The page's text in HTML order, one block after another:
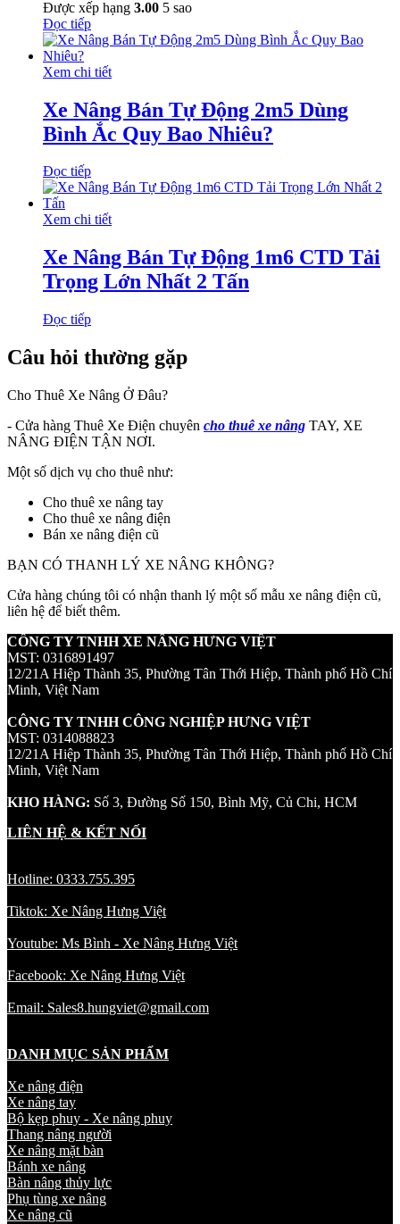
Được xếp hạng 3.00 5 sao
Đọc tiếp
Xem chi tiết
Xe Nâng Bán Tự Động 2m5 Dùng
Bình Ắc Quy Bao Nhiêu?
Đọc tiếp
Xem chi tiết
Xe Nâng Bán Tự Động 1m6 CTD Tải
Trọng Lớn Nhất 2 Tấn
Đọc tiếp
Câu hỏi thường gặp
Cho Thuê Xe Nâng Ở Đâu?
- Cửa hàng Thuê Xe Điện chuyên cho thuê xe nâng TAY, XE
NÂNG ĐIỆN TẬN NƠI.
Một số dịch vụ cho thuê như:
Cho thuê xe nâng tay
Cho thuê xe nâng điện
Bán xe nâng điện cũ
BẠN CÓ THANH LÝ XE NÂNG KHÔNG?
Cửa hàng chúng tôi có nhận thanh lý một số mẫu xe nâng điện cũ,
liên hệ để biết thêm.
CÔNG TY TNHH XE NÂNG HƯNG VIỆT
MST: 0316891497
12/21A Hiệp Thành 35, Phường Tân Thới Hiệp, Thành phố Hồ Chí
Minh, Việt Nam
CÔNG TY TNHH CÔNG NGHIỆP HƯNG VIỆT
MST: 0314088823
12/21A Hiệp Thành 35, Phường Tân Thới Hiệp, Thành phố Hồ Chí
Minh, Việt Nam
KHO HÀNG: Số 3, Đường Số 150, Bình Mỹ, Củ Chi, HCM
LIÊN HỆ & KẾT NỐI
Hotline: 0333.755.395
Tiktok: Xe Nâng Hưng Việt
Youtube: Ms Bình - Xe Nâng Hưng Việt
Facebook: Xe Nâng Hưng Việt
Email: Sales8.hungviet@gmail.com
DANH MỤC SẢN PHẨM
Xe nâng điện
Xe nâng tay
Bộ kẹp phuy - Xe nâng phuy
Thang nâng người
Xe nâng mặt bàn
Bánh xe nâng
Bàn nâng thủy lực
Phụ tùng xe nâng
Xe nâng cũ